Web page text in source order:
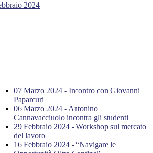
2024
07 Marzo 2024 - Incontro con Giovanni
Paparcuri
06 Marzo 2024 - Antonino
Cannavacciuolo incontra gli studenti
29 Febbraio 2024 - Workshop sul mercato
del lavoro
16 Febbraio 2024 - “Navigare le